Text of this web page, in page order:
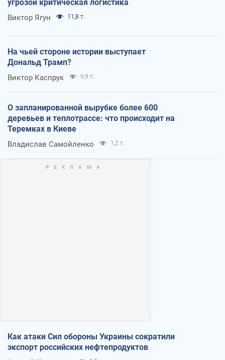
угрозой критическая логистика
Виктор Ягун 11,8 т.
На чьей стороне истории выступает
Дональд Трамп?
Виктор Каспрук 9,9 т.
О запланированной вырубке более 600
деревьев и теплотрассе: что происходит на
Теремках в Киеве
Владислав Самойленко 1,2 т.
Как атаки Сил обороны Украины сократили
экспорт российских нефтепродуктов